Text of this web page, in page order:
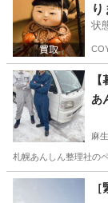
り
状
あ
麻
札幌あんしん整理社の
北海道 札幌市